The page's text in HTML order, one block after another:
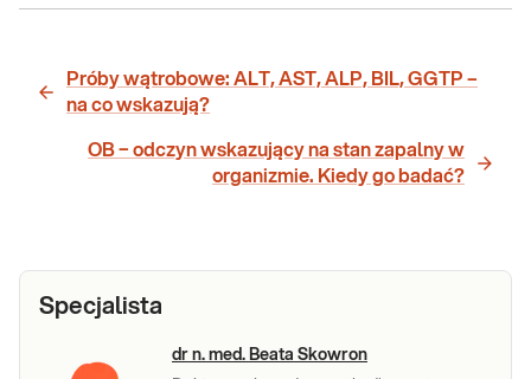
Próby wątrobowe: ALT, AST, ALP, BIL, GGTP –
na co wskazują?
OB − odczyn wskazujący na stan zapalny w
organizmie. Kiedy go badać?
Specjalista
dr n. med. Beata Skowron